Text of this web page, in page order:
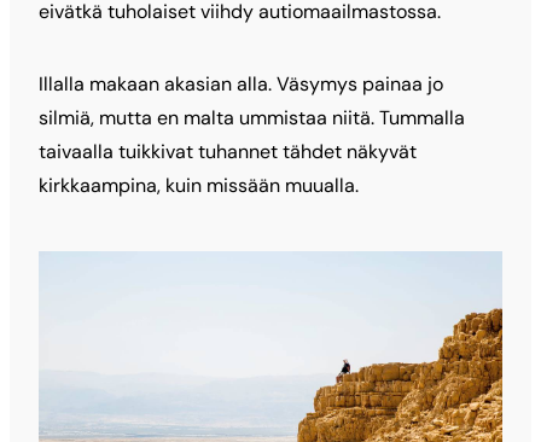
eivätkä tuholaiset viihdy autiomaailmastossa.
Illalla makaan akasian alla. Väsymys painaa jo
silmiä, mutta en malta ummistaa niitä. Tummalla
taivaalla tuikkivat tuhannet tähdet näkyvät
kirkkaampina, kuin missään muualla.